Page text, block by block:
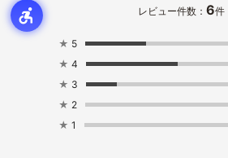
レビュー件数：6件
★ 5
★ 4
★ 3
★ 2
★ 1